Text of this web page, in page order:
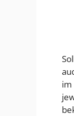
im